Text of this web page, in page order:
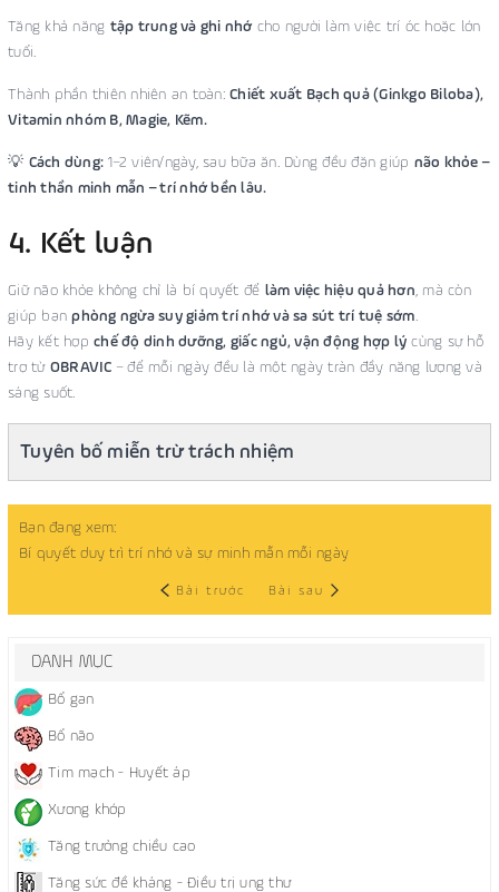
Tăng khả năng tập trung và ghi nhớcho người làm việc trí óc hoặc lớn
tuổi.
Thành phần thiên nhiên an toàn: Chiết xuất Bạch quả (Ginkgo Biloba),
Vitamin nhóm B, Magie, Kẽm.
💡 Cách dùng: 1–2 viên/ngày, sau bữa ăn. Dùng đều đặn giúp não khỏe –
tinh thần minh mẫn – trí nhớ bền lâu.
4. Kết luận
Giữ não khỏe không chỉ là bí quyết để làm việc hiệu quả hơn, mà còn
giúp bạnphòng ngừa suy giảm trí nhớ và sa sút trí tuệ sớm.
Hãy kết hợp chế độ dinh dưỡng, giấc ngủ, vận động hợp lý cùng sự hỗ
trợ từ OBRAVIC – để mỗi ngày đều là một ngày tràn đầy năng lượng và
sáng suốt.
Tuyên bố miễn trừ trách nhiệm
Bạn đang xem:
Bí quyết duy trì trí nhớ và sự minh mẫn mỗi ngày
Bài trước Bài sau
DANH MỤC
Bổ gan
Bổ não
Tim mạch - Huyết áp
Xương khớp
Tăng trưởng chiều cao
Tăng sức đề kháng - Điều trị ung thư